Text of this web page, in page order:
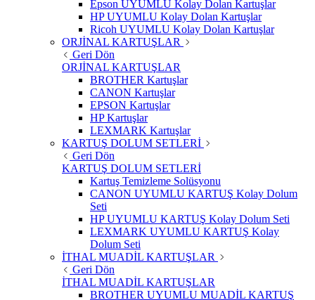
Epson UYUMLU Kolay Dolan Kartuşlar
HP UYUMLU Kolay Dolan Kartuşlar
Ricoh UYUMLU Kolay Dolan Kartuşlar
ORJİNAL KARTUŞLAR
Geri Dön
ORJİNAL KARTUŞLAR
BROTHER Kartuşlar
CANON Kartuşlar
EPSON Kartuşlar
HP Kartuşlar
LEXMARK Kartuşlar
KARTUŞ DOLUM SETLERİ
Geri Dön
KARTUŞ DOLUM SETLERİ
Kartuş Temizleme Solüsyonu
CANON UYUMLU KARTUŞ Kolay Dolum
Seti
HP UYUMLU KARTUŞ Kolay Dolum Seti
LEXMARK UYUMLU KARTUŞ Kolay
Dolum Seti
İTHAL MUADİL KARTUŞLAR
Geri Dön
İTHAL MUADİL KARTUŞLAR
BROTHER UYUMLU MUADİL KARTUŞ